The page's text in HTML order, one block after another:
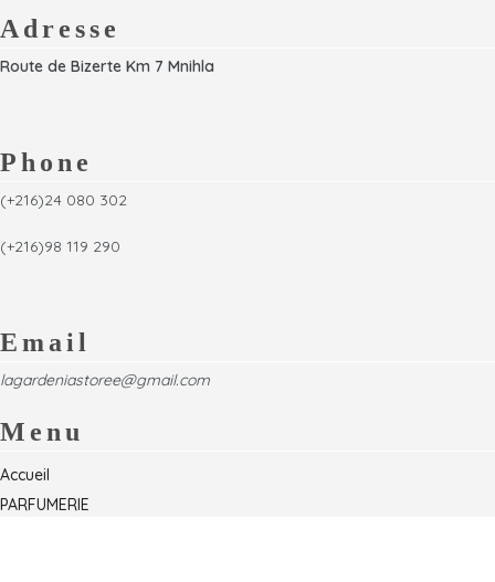
Adresse
Route de Bizerte Km 7 Mnihla
Phone
(+216)24 080 302
(+216)98 119 290
Email
lagardeniastoree@gmail.com
Menu
Accueil
PARFUMERIE